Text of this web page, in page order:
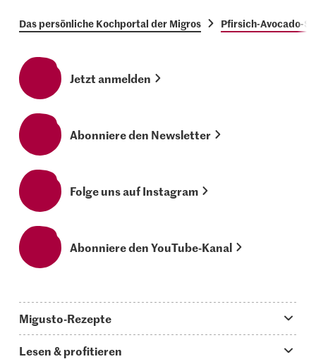
Das persönliche Kochportal der Migros Pfirsich-Avocado-
Jetzt anmelden
Abonniere den Newsletter
Folge uns auf Instagram
Abonniere den YouTube-Kanal
Migusto-Rezepte
Lesen & profitieren